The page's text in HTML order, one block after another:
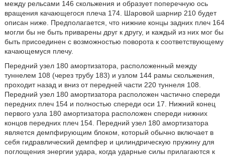
между рельсами 146 скольжения и образует поперечную ось
вращения качающегося плеча 174. Шаровой шарнир 210 будет
описан ниже. Предполагается, что нижние концы задних плеч 164
могли бы не быть приварены друг к другу, и каждый из них мог бы
быть присоединен с возможностью поворота к соответствующему
качающемуся плечу.
Передний узел 180 амортизатора, расположенный между
туннелем 108 (через трубу 183) и узлом 144 рамы скольжения,
проходит назад и вниз от передней части 220 туннеля 108.
Передний узел 180 амортизатора расположен частично спереди
передних плеч 154 и полностью спереди оси 17. Нижний конец
первого узла 180 амортизатора расположен спереди нижних
концов передних плеч 154. Передний узел 180 амортизатора
является демпфирующим блоком, который обычно включает в
себя гидравлический демпфер и цилиндрическую пружину для
поглощения энергии удара, когда ударные силы прилагаются к